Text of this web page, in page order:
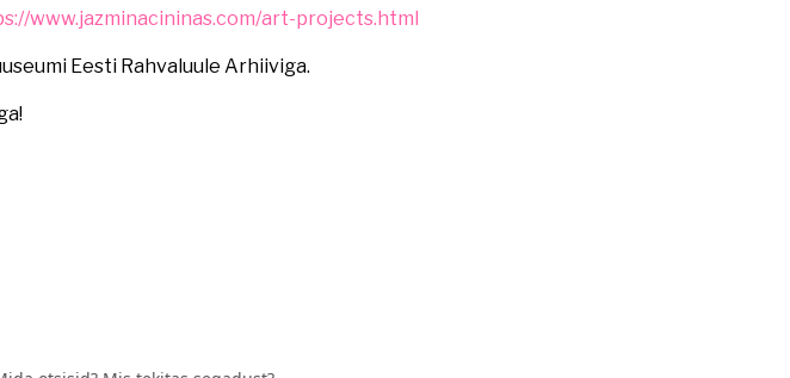
www.jazminacininas.com/art-projects.html
Eesti Rahvaluule Arhiiviga.